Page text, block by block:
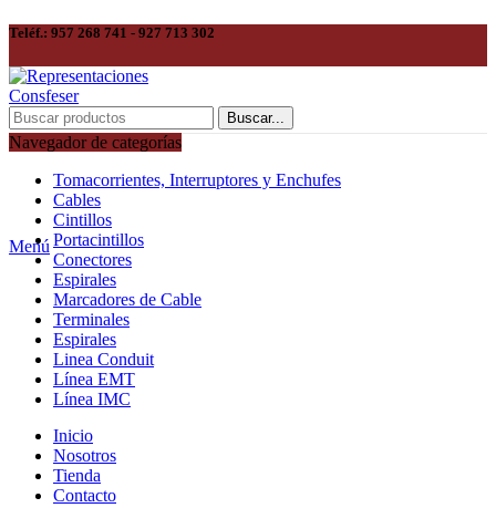
Teléf.: 957 268 741 - 927 713 302
Buscar...
Menú
Navegador de categorías
Tomacorrientes, Interruptores y Enchufes
Cables
Cintillos
Portacintillos
Conectores
Espirales
Marcadores de Cable
Terminales
Espirales
Linea Conduit
Línea EMT
Línea IMC
Inicio
Nosotros
Tienda
Contacto